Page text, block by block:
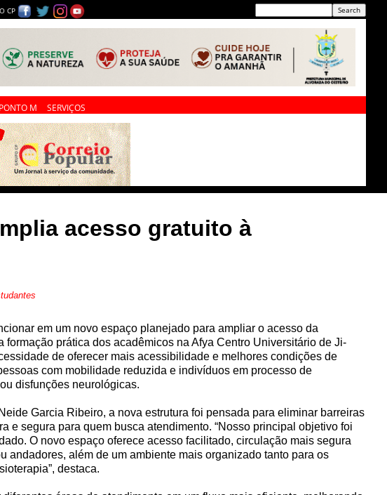
CP
M SERVIÇOS
acesso gratuito à
em um novo espaço planejado para ampliar o acesso da
prática dos acadêmicos na Afya Centro Universitário de Ji-
de oferecer mais acessibilidade e melhores condições de
com mobilidade reduzida e indivíduos em processo de
disfunções neurológicas.
Garcia Ribeiro, a nova estrutura foi pensada para eliminar barreiras
e segura para quem busca atendimento. “Nosso principal objetivo foi
O novo espaço oferece acesso facilitado, circulação mais segura
andadores, além de um ambiente mais organizado tanto para os
destaca.